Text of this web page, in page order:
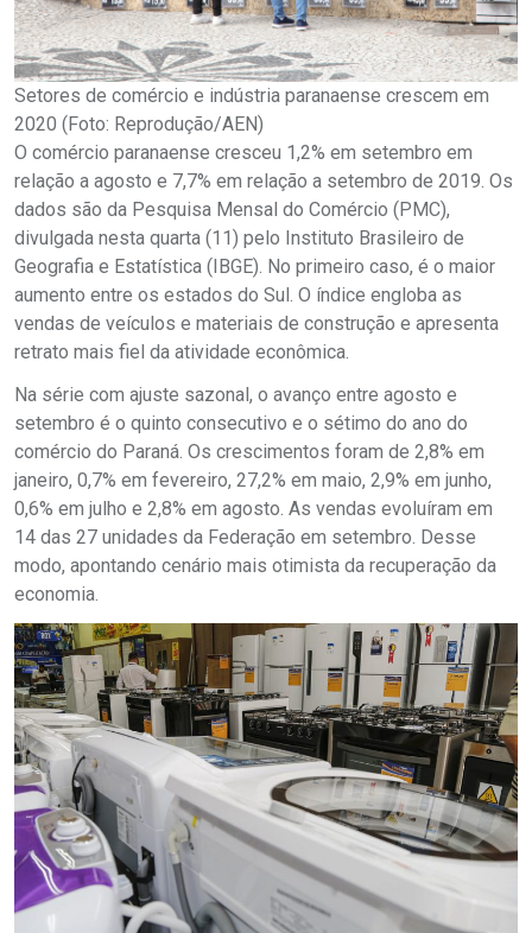
Setores de comércio e indústria paranaense crescem em
2020 (Foto: Reprodução/AEN)
O comércio paranaense cresceu 1,2% em setembro em
relação a agosto e 7,7% em relação a setembro de 2019. Os
dados são da Pesquisa Mensal do Comércio (PMC),
divulgada nesta quarta (11) pelo Instituto Brasileiro de
Geografia e Estatística (IBGE). No primeiro caso, é o maior
aumento entre os estados do Sul. O índice engloba as
vendas de veículos e materiais de construção e apresenta
retrato mais fiel da atividade econômica.
Na série com ajuste sazonal, o avanço entre agosto e
setembro é o quinto consecutivo e o sétimo do ano do
comércio do Paraná. Os crescimentos foram de 2,8% em
janeiro, 0,7% em fevereiro, 27,2% em maio, 2,9% em junho,
0,6% em julho e 2,8% em agosto. As vendas evoluíram em
14 das 27 unidades da Federação em setembro. Desse
modo, apontando cenário mais otimista da recuperação da
economia.